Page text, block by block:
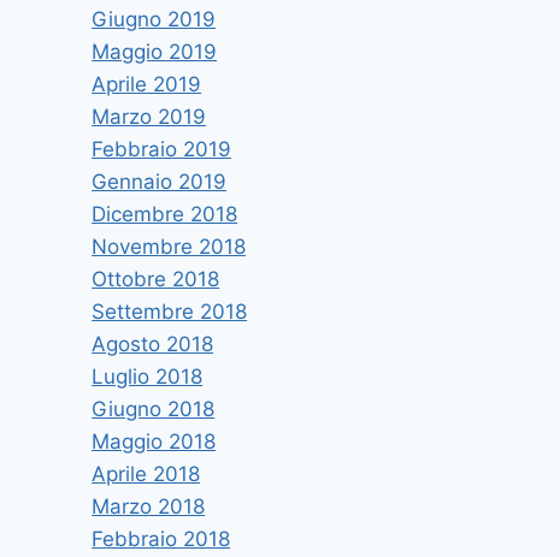
Giugno 2019
Maggio 2019
Aprile 2019
Marzo 2019
Febbraio 2019
Gennaio 2019
Dicembre 2018
Novembre 2018
Ottobre 2018
Settembre 2018
Agosto 2018
Luglio 2018
Giugno 2018
Maggio 2018
Aprile 2018
Marzo 2018
Febbraio 2018